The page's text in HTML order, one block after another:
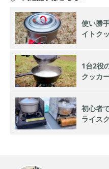
使い勝
イトク
1台2役
クッカ
初心者
ライス